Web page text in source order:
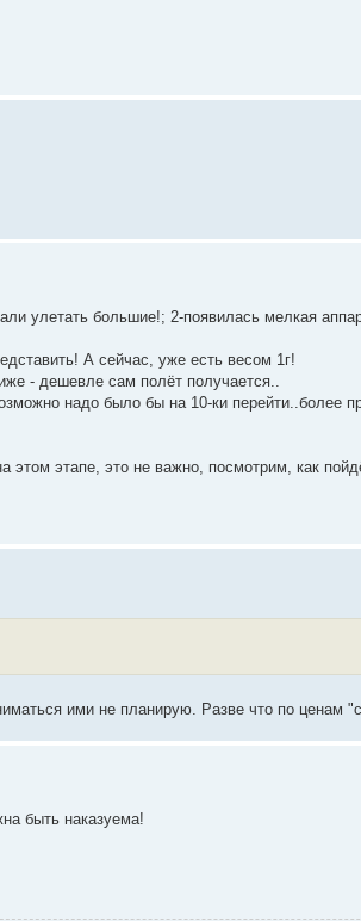
улетать большие!; 2-появилась мелкая
А сейчас, уже есть весом 1г!
- дешевле сам полёт получается..
надо было бы на 10-ки перейти..более
этапе, это не важно, посмотрим, как
ими не планирую. Разве что по ценам
быть наказуема!